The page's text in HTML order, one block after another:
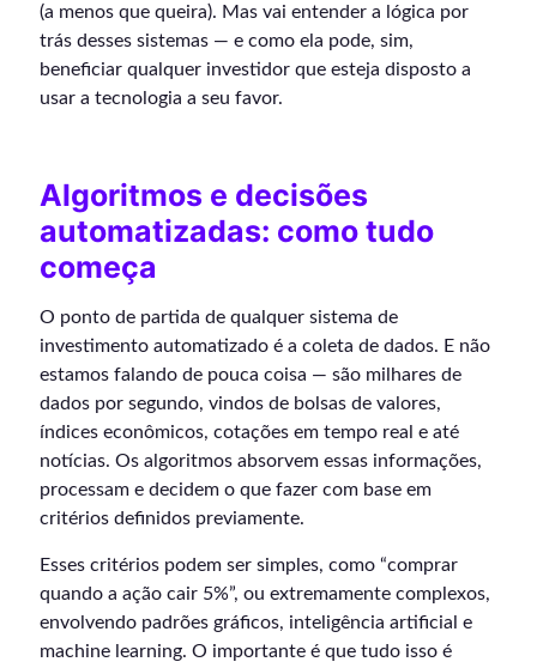
(a menos que queira). Mas vai entender a lógica por
trás desses sistemas — e como ela pode, sim,
beneficiar qualquer investidor que esteja disposto a
usar a tecnologia a seu favor.
Algoritmos e decisões
automatizadas: como tudo
começa
O ponto de partida de qualquer sistema de
investimento automatizado é a coleta de dados. E não
estamos falando de pouca coisa — são milhares de
dados por segundo, vindos de bolsas de valores,
índices econômicos, cotações em tempo real e até
notícias. Os algoritmos absorvem essas informações,
processam e decidem o que fazer com base em
critérios definidos previamente.
Esses critérios podem ser simples, como “comprar
quando a ação cair 5%”, ou extremamente complexos,
envolvendo padrões gráficos, inteligência artificial e
machine learning. O importante é que tudo isso é